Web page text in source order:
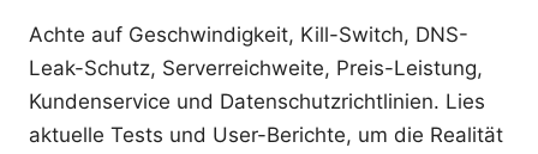
Achte auf Geschwindigkeit, Kill-Switch, DNS-
Leak-Schutz, Serverreichweite, Preis-Leistung,
Kundenservice und Datenschutzrichtlinien. Lies
aktuelle Tests und User-Berichte, um die Realität